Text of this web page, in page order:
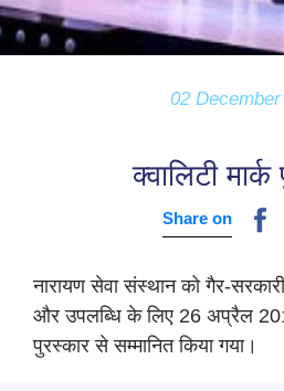
02 December
क्वालिटी
Share on
नारायण सेवा संस्थान को गैर-
और उपलब्धि के लिए 26 अप्रैल 2015
पुरस्कार से सम्मानित किया गया।